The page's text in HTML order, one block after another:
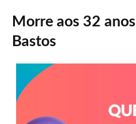
Morre aos 32
Bastos